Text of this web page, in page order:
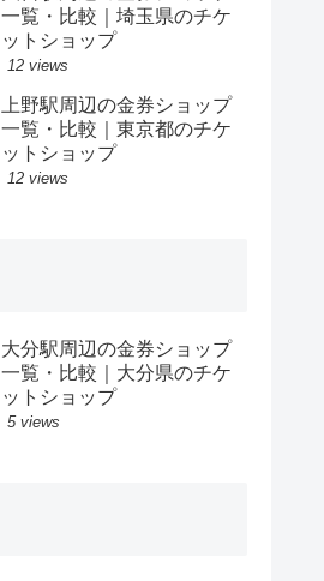
一覧・比較｜埼玉県のチケ
ットショップ
12 views
上野駅周辺の金券ショップ
一覧・比較｜東京都のチケ
ットショップ
12 views
大分駅周辺の金券ショップ
一覧・比較｜大分県のチケ
ットショップ
5 views